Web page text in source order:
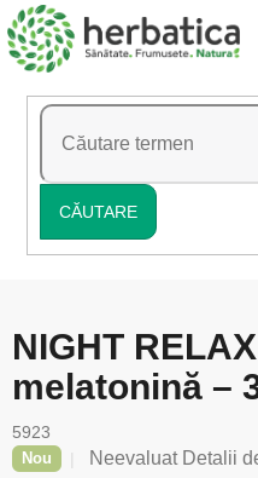
Treci
la
conținut
CĂUTARE
NIGHT
melatonină –
5923
Nou
Evaluarea
Neevaluat Detalii